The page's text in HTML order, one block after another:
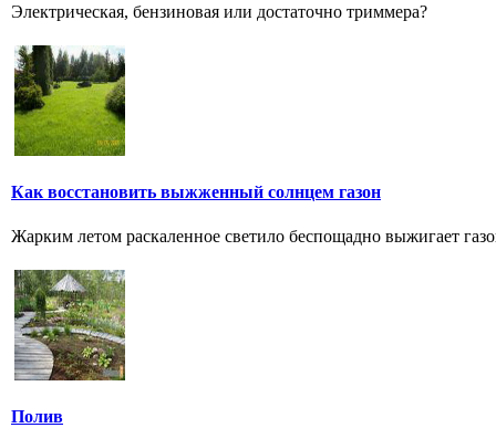
Электрическая, бензиновая или достаточно триммера?
Как восстановить выжженный солнцем газон
Жарким летом раскаленное светило беспощадно выжигает
Полив